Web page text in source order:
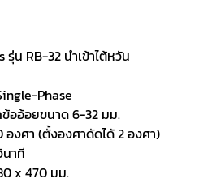
น RB-32 นำเข้าไต้หวัน
Phase
ออ้อยขนาด 6-32 มม.
องศา (ตั้งองศาดัดได้ 2 องศา)
นาที
x 470 มม.